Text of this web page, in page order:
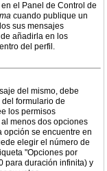
el Panel de Control de
cuando publique un
sus mensajes
añadirla en los
del perfil.
del mismo, debe
formulario de
los permisos
menos dos opciones
opción se encuentre en
elegir el número de
"Opciones por
para duración infinita) y